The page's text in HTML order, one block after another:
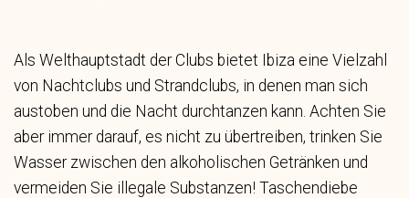
Als Welthauptstadt der Clubs bietet Ibiza eine Vielzahl
von Nachtclubs und Strandclubs, in denen man sich
austoben und die Nacht durchtanzen kann. Achten Sie
aber immer darauf, es nicht zu übertreiben, trinken Sie
Wasser zwischen den alkoholischen Getränken und
vermeiden Sie illegale Substanzen! Taschendiebe